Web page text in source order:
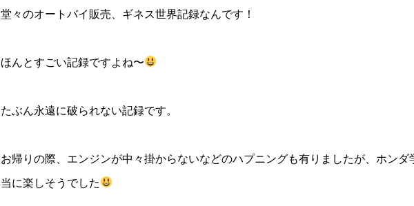
堂々のオートバイ販売、ギネス世界記録なんです！
ほんとすごい記録ですよね〜
たぶん永遠に破られない記録です。
お帰りの際、エンジンが中々掛からないなどのハプニングも有りましたが、ホンダ
当に楽しそうでした